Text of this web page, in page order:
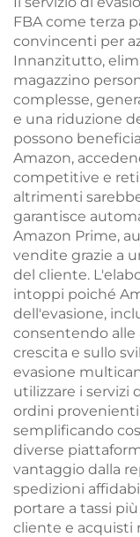
FBA come terza
convincenti per
Innanzitutto,
magazzino
complesse,
e una riduzione
possono
Amazon,
competitive e
altrimenti
garantisce
Amazon Prime,
vendite grazie a
del cliente.
intoppi poiché
dell'evasione,
consentendo alle
crescita e sullo
evasione
utilizzare i servizi
ordini
semplificando
diverse
vantaggio dalla
spedizioni
portare a tassi
cliente e acquisti